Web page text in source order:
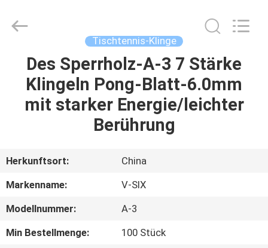
HAUSE
ÜBER
UNS
WERKSBESICHTIGUNG
Sports
Ltd..
Tischtennis-Klinge
Des Sperrholz-A-3 7 Stärke
Klingeln Pong-Blatt-6.0mm
mit starker Energie/leichter
Berührung
Herkunftsort:
China
Markenname:
V-SIX
Modellnummer:
A-3
Min Bestellmenge:
100 Stück